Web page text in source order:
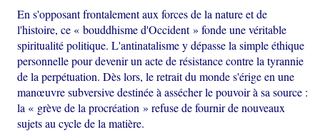
En s'opposant frontalement aux forces de la nature et de
l'histoire, ce « bouddhisme d'Occident » fonde une véritable
spiritualité politique. L'antinatalisme y dépasse la simple éthique
personnelle pour devenir un acte de résistance contre la tyrannie
de la perpétuation. Dès lors, le retrait du monde s'érige en une
manœuvre subversive destinée à assécher le pouvoir à sa source :
la « grève de la procréation » refuse de fournir de nouveaux
sujets au cycle de la matière.